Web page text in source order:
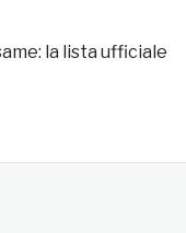
la lista ufficiale